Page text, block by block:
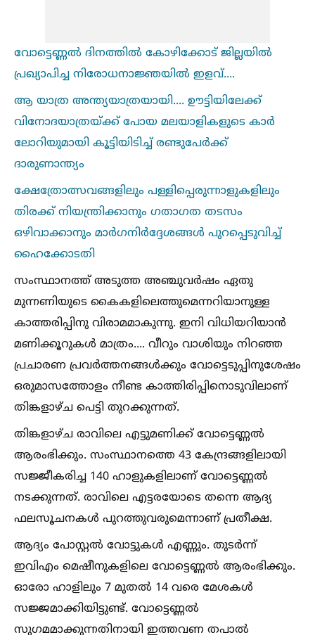
വോട്ടെണ്ണല്‍ ദിനത്തില്‍ കോഴിക്കോട് ജില്ലയില്‍
പ്രഖ്യാപിച്ച നിരോധനാജ്ഞയില്‍ ഇളവ്....
ആ യാത്ര അന്ത്യയാത്രയായി.... ഊട്ടിയിലേക്ക്
വിനോദയാത്രയ്ക്ക് പോയ മലയാളികളുടെ കാർ
ലോറിയുമായി കൂട്ടിയിടിച്ച്‌ രണ്ടുപേർക്ക്
ദാരുണാന്ത്യം
ക്ഷേത്രോത്സവങ്ങളിലും പള്ളിപ്പെരുന്നാളുകളിലും
തിരക്ക് നിയന്ത്രിക്കാനും ഗതാഗത തടസം
ഒഴിവാക്കാനും മാർഗനിർദ്ദേശങ്ങള്‍ പുറപ്പെടുവിച്ച്‌
ഹൈക്കോടതി
സംസ്ഥാനത്ത് അടുത്ത അഞ്ചുവർഷം ഏതു
മുന്നണിയുടെ കൈകളിലെത്തുമെന്നറിയാനുള്ള
കാത്തരിപ്പിനു വിരാമമാകുന്നു. ഇനി വിധിയറിയാൻ
മണിക്കൂറുകള്‍ മാത്രം.... വീറും വാശിയും നിറഞ്ഞ
പ്രചാരണ പ്രവർത്തനങ്ങള്‍ക്കും വോട്ടെടുപ്പിനുശേഷം
ഒരുമാസത്തോളം നീണ്ട കാത്തിരിപ്പിനൊടുവിലാണ്‌
തിങ്കളാഴ്ച പെട്ടി തുറക്കുന്നത്‌.
തിങ്കളാഴ്ച രാവിലെ എട്ടുമണിക്ക് വോട്ടെണ്ണല്‍
ആരംഭിക്കും. സംസ്ഥാനത്തെ 43 കേന്ദ്രങ്ങളിലായി
സജ്ജീകരിച്ച 140 ഹാളുകളിലാണ് വോട്ടെണ്ണല്‍
നടക്കുന്നത്. രാവിലെ എട്ടരയോടെ തന്നെ ആദ്യ
ഫലസൂചനകള്‍ പുറത്തുവരുമെന്നാണ് പ്രതീക്ഷ.
ആദ്യം പോസ്റ്റല്‍ വോട്ടുകള്‍ എണ്ണും. തുടർന്ന്
ഇവിഎം മെഷീനുകളിലെ വോട്ടെണ്ണല്‍ ആരംഭിക്കും.
ഓരോ ഹാളിലും 7 മുതല്‍ 14 വരെ മേശകള്‍
സജ്ജമാക്കിയിട്ടുണ്ട്. വോട്ടെണ്ണല്‍
സുഗമമാക്കുന്നതിനായി ഇത്തവണ തപാല്‍